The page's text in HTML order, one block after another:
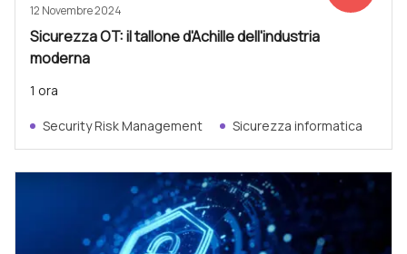
12 Novembre 2024
Sicurezza OT: il tallone d'Achille dell'industria
moderna
1 ora
Security Risk Management Sicurezza informatica